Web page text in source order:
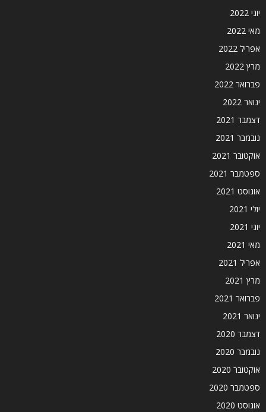
יוני 2022
מאי 2022
אפריל 2022
מרץ 2022
פברואר 2022
ינואר 2022
דצמבר 2021
נובמבר 2021
אוקטובר 2021
ספטמבר 2021
אוגוסט 2021
יולי 2021
יוני 2021
מאי 2021
אפריל 2021
מרץ 2021
פברואר 2021
ינואר 2021
דצמבר 2020
נובמבר 2020
אוקטובר 2020
ספטמבר 2020
אוגוסט 2020